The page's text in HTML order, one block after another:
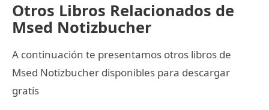
Otros Libros Relacionados de
Msed Notizbucher
A continuación te presentamos otros libros de
Msed Notizbucher disponibles para descargar
gratis